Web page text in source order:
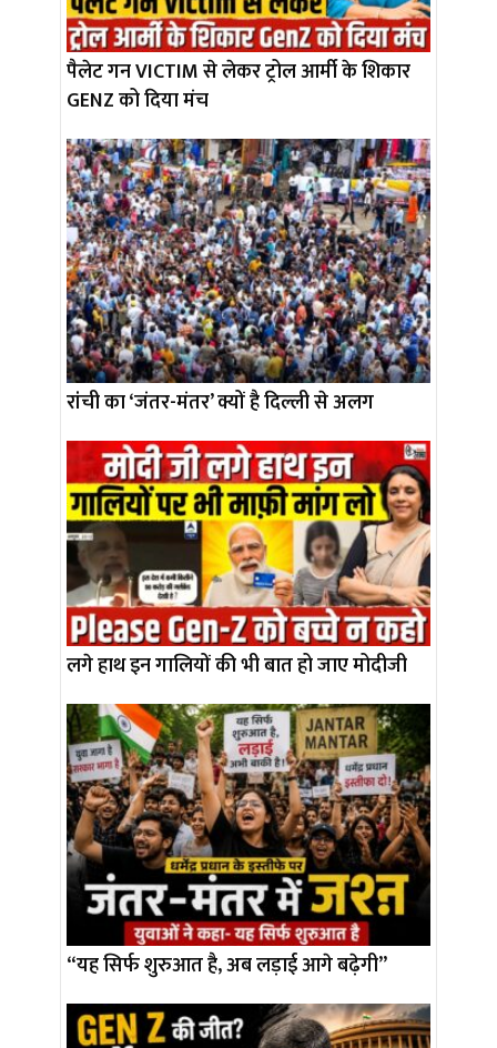
पैलेट गन VICTIM से लेकर ट्रोल आर्मी के शिकार
GENZ को दिया मंच
रांची का ‘जंतर-मंतर’ क्यों है दिल्ली से अलग
लगे हाथ इन गालियों की भी बात हो जाए मोदीजी
“यह सिर्फ शुरुआत है, अब लड़ाई आगे बढ़ेगी”